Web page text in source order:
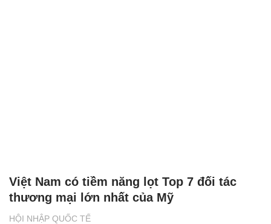
HỘI NHẬP QUỐC TẾ
Việt Nam có tiềm năng lọt Top 7 đối tác
thương mại lớn nhất của Mỹ